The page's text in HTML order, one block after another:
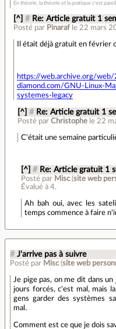
En théorie, la théorie et la pratique c'est
[^] # Re: Article gratuit 1
Posté par Pinaraf le 22 mars
Il était déjà gratuit en février
https://web.archive.org/
diamond.com/GNU-Linux-
systemes-legacy
[^] # Re: Article gratuit 1
Posté par Christophe le 22
C'était une semaine
[^] # Re: Article gratuit 1
Posté par Misc(site web
Évalué à4.
Ah bah oui, avec les
temps commence à faire
# J'arrive pas à suivre
Posté par Misc(site web
Je pige pas, on me dit dans
jours forcés, c'est mal, mais
gens garder des systèmes
mal.
Comment est ce que je dois